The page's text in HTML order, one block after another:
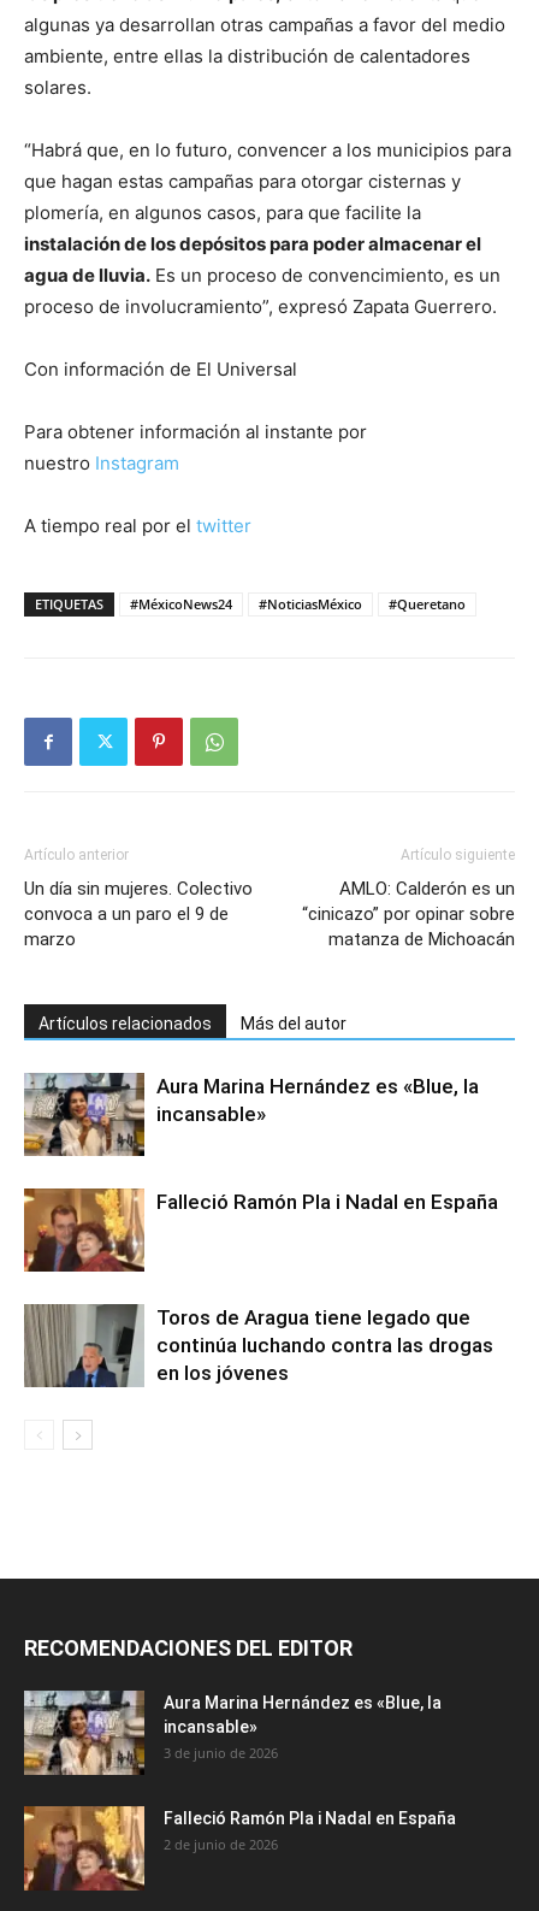
algunas ya desarrollan otras campañas a favor del medio
ambiente, entre ellas la distribución de calentadores
solares.
“Habrá que, en lo futuro, convencer a los municipios para
que hagan estas campañas para otorgar cisternas y
plomería, en algunos casos, para que facilite la
instalación de los depósitos para poder almacenar el
agua de lluvia. Es un proceso de convencimiento, es un
proceso de involucramiento”, expresó Zapata Guerrero.
Con información de El Universal
Para obtener información al instante por
nuestro Instagram
A tiempo real por el twitter
ETIQUETAS #MéxicoNews24 #NoticiasMéxico #Queretano
Artículo anterior
Un día sin mujeres. Colectivo
convoca a un paro el 9 de
marzo
Artículo siguiente
AMLO: Calderón es un
“cinicazo” por opinar sobre
matanza de Michoacán
Artículos relacionados Más del autor
Aura Marina Hernández es «Blue, la
incansable»
Falleció Ramón Pla i Nadal en España
Toros de Aragua tiene legado que
continúa luchando contra las drogas
en los jóvenes
RECOMENDACIONES DEL EDITOR
Aura Marina Hernández es «Blue, la
incansable»
3 de junio de 2026
Falleció Ramón Pla i Nadal en España
2 de junio de 2026